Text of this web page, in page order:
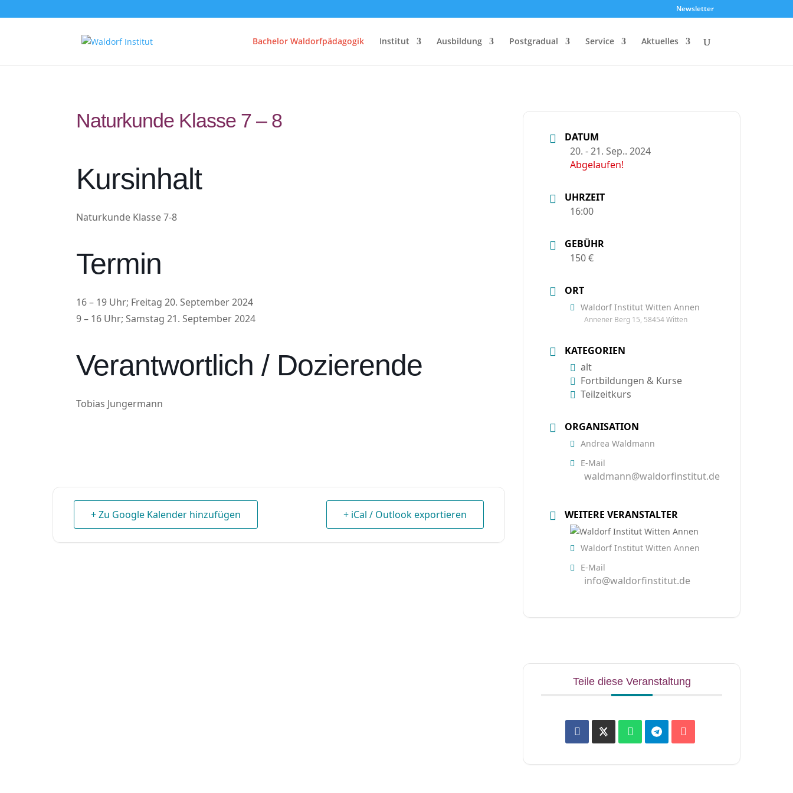
Newsletter
Bachelor Waldorfpädagogik Institut Ausbildung Postgradual Service Aktuelles
Naturkunde Klasse 7 – 8
Kursinhalt
Naturkunde Klasse 7-8
Termin
16 – 19 Uhr; Freitag 20. September 2024
9 – 16 Uhr; Samstag 21. September 2024
Verantwortlich / Dozierende
Tobias Jungermann
+ Zu Google Kalender hinzufügen + iCal / Outlook exportieren
DATUM
20. - 21. Sep.. 2024
Abgelaufen!
UHRZEIT
16:00
GEBÜHR
150 €
ORT
Waldorf Institut Witten Annen
Annener Berg 15, 58454 Witten
KATEGORIEN
alt
Fortbildungen & Kurse
Teilzeitkurs
ORGANISATION
Andrea Waldmann
E-Mail
waldmann@waldorfinstitut.de
WEITERE VERANSTALTER
Waldorf Institut Witten Annen
E-Mail
info@waldorfinstitut.de
Teile diese Veranstaltung